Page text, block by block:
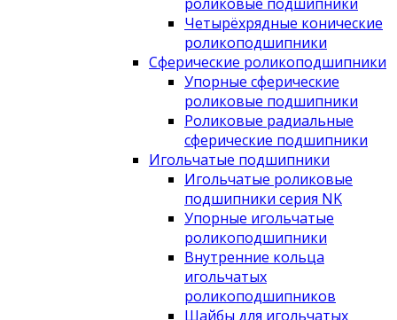
Четырёхрядные конические
роликоподшипники
Сферические роликоподшипники
Упорные сферические
роликовые подшипники
Роликовые радиальные
сферические подшипники
Игольчатые подшипники
Игольчатые роликовые
подшипники серия NK
Упорные игольчатые
роликоподшипники
Внутренние кольца
игольчатых
роликоподшипников
Шайбы для игольчатых